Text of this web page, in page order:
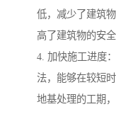
低，减少了建筑
高了建筑物的安
4. 加快施工进度
法，能够在较短
地基处理的工期